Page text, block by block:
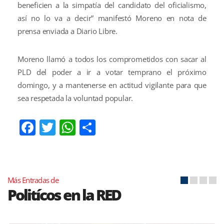
beneficien a la simpatía del candidato del oficialismo,
así no lo va a decir” manifestó Moreno en nota de
prensa enviada a Diario Libre.
Moreno llamó a todos los comprometidos con sacar al
PLD del poder a ir a votar temprano el próximo
domingo, y a mantenerse en actitud vigilante para que
sea respetada la voluntad popular.
Facebook
TwitterWhatsApp
Más Entradas de
Politícos en la RED